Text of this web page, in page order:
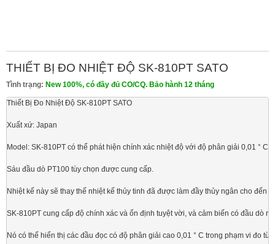
THIẾT BỊ ĐO NHIỆT ĐỘ SK-810PT SATO
Tình trạng: New 100%, có đầy đủ CO/CQ. Bảo hành 12 tháng
Thiết Bị Đo Nhiệt Độ SK-810PT SATO
Xuất xứ: Japan
Model: SK-810PT có thể phát hiện chính xác nhiệt độ với độ phân giải 0,01 ° C
Sáu đầu dò PT100 tùy chọn được cung cấp.
Nhiệt kế này sẽ thay thế nhiệt kế thủy tinh đã được làm đầy thủy ngân cho đến
SK-810PT cung cấp độ chính xác và ổn định tuyệt vời, và cảm biến có đầu dò
Nó có thể hiển thị các đầu đọc có độ phân giải cao 0,01 ° C trong phạm vi đo từ